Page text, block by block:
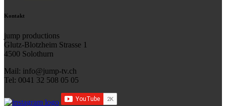
Kontakt
jump productions
Glutz-Blotzheim Strasse 1
4500 Solothurn
Mail: info@jump-tv.ch
Tel: 0041 32 508 05 05